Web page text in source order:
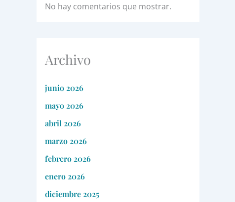
No hay comentarios que mostrar.
Archivo
junio 2026
mayo 2026
abril 2026
marzo 2026
febrero 2026
enero 2026
diciembre 2025